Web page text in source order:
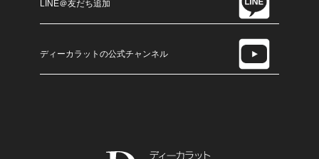
LINE＠友だち追加
ディーカラットの公式チャンネル